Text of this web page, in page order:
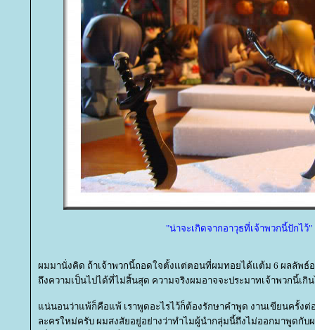
"น่าจะเกิดจากอาวุธที่เจ้าพวกนี้ปักไว้"
ผมมานั่งคิด ถ้าเจ้าพวกนี้ถอดใจตั้งแต่ตอนที่ผมทอยได้แต้ม 6 ผลลัพธ์
ถึงความเป็นไปได้ที่ไม่สิ้นสุด ความจริงผมอาจจะประมาทเจ้าพวกนี้เกิ
น่นอนว่าแพ้ก็คือแพ้ เราพูดอะไรไว้ก็ต้องรักษาคำพูด งานเขียนครั้งต่
ละครใหม่ครับ ผมสงสัยอยู่อย่างว่าทำไมผู้นำกลุ่มนี้ถึงไม่ออกมาพูดกับ